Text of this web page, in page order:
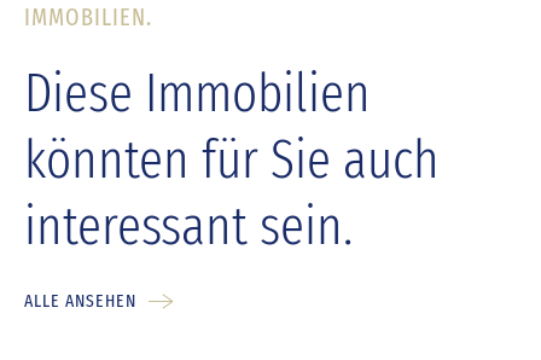
IMMOBILIEN.
Diese Immobilien
könnten für Sie auch
interessant sein.
ALLE ANSEHEN